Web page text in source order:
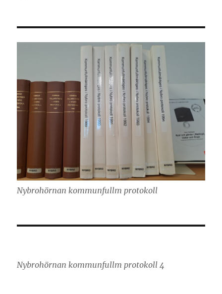
Nybrohörnan kommunfullm protokoll
Nybrohörnan kommunfullm protokoll 4